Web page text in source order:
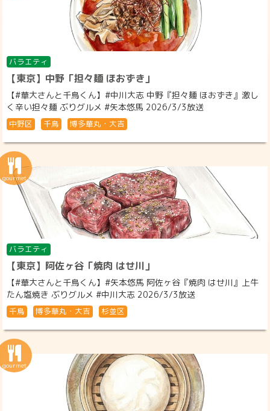
バラエティ
【東京】中野「担々麺 ほおずき」
【#華大さんと千鳥くん】#中川大志 中野『担々麺 ほおずき』激し
く辛い担々麺 ぶりグルメ #矢本悠馬 2026/3/3放送
中野区 千鳥 博多華丸・大吉
バラエティ
【東京】阿佐ヶ谷「焼肉 はせ川」
【#華大さんと千鳥くん】#矢本悠馬 阿佐ヶ谷『焼肉 はせ川』上牛
たん塩焼き ぶりグルメ #中川大志 2026/3/3放送
千鳥 博多華丸・大吉 杉並区